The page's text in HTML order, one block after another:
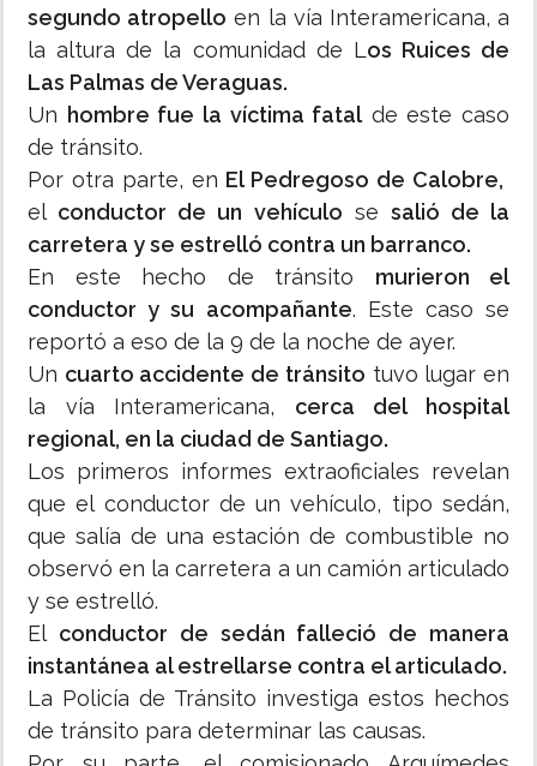
segundo atropello en la vía Interamericana, a
la altura de la comunidad de Los Ruices de
Las Palmas de Veraguas.
Un hombre fue la víctima fatalde este caso
de tránsito.
Por otra parte, en El Pedregoso de Calobre,
el conductor de un vehículo se salió de la
carretera y se estrelló contra un barranco.
En este hecho de tránsito murieron el
conductor y su acompañante. Este caso se
reportó a eso de la 9 de la noche de ayer.
Un cuarto accidente de tránsito tuvo lugar en
la vía Interamericana, cerca del hospital
regional, en la ciudad de Santiago.
Los primeros informes extraoficiales revelan
que el conductor de un vehículo, tipo sedán,
que salía de una estación de combustible no
observó en la carretera a un camión articulado
y se estrelló.
El conductor de sedán falleció de manera
instantánea al estrellarse contra el articulado.
La Policía de Tránsito investiga estos hechos
de tránsito para determinar las causas.